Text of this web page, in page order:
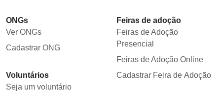
ONGs
Ver ONGs
Cadastrar ONG
Voluntários
Seja um voluntário
Feiras de adoção
Feiras de Adoção
Presencial
Feiras de Adoção Online
Cadastrar Feira de Adoção